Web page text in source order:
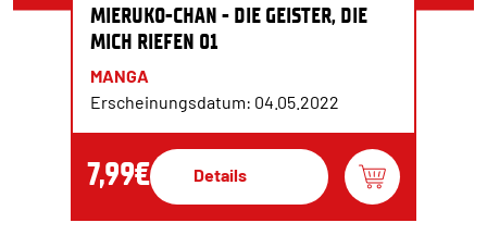
MIERUKO-CHAN - DIE GEISTER, DIE
MICH RIEFEN 01
MANGA
Erscheinungsdatum: 04.05.2022
7,99€ Details